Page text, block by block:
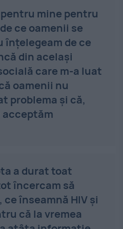
mine pentru
ce oamenii se
înţelegeam de ce
din acelaşi
care m-a luat
oamenii nu
problema şi că,
acceptăm
a durat toat
încercam să
înseamnă HIV şi
că la vremea